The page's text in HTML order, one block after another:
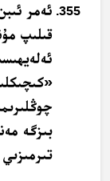
ئەمر
قىلىپ
بىزگە